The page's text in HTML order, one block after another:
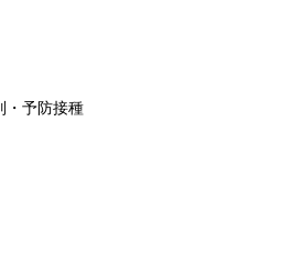
・予防接種